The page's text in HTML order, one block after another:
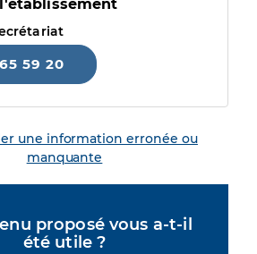
59 20
une information erronée ou
manquante
proposé vous a-t-il
été utile ?